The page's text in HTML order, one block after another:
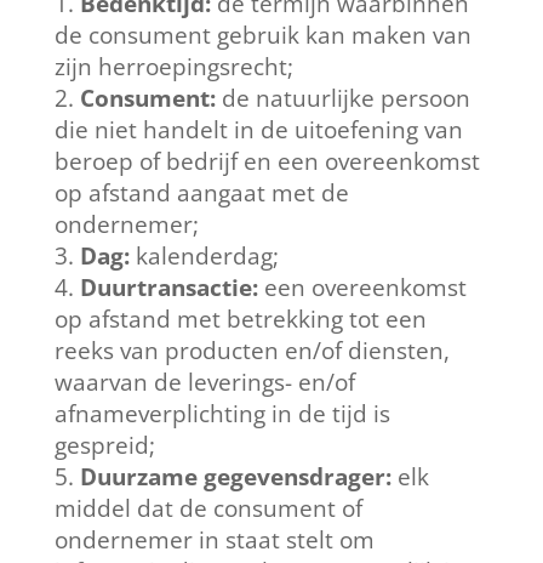
de consument gebruik kan maken van
zijn herroepingsrecht;
Consument:de natuurlijke persoon
die niet handelt in de uitoefening van
beroep of bedrijf en een overeenkomst
op afstand aangaat met de
ondernemer;
Dag:kalenderdag;
Duurtransactie:een overeenkomst
op afstand met betrekking tot een
reeks van producten en/of diensten,
waarvan de leverings- en/of
afnameverplichting in de tijd is
gespreid;
Duurzame gegevensdrager:elk
middel dat de consument of
ondernemer in staat stelt om